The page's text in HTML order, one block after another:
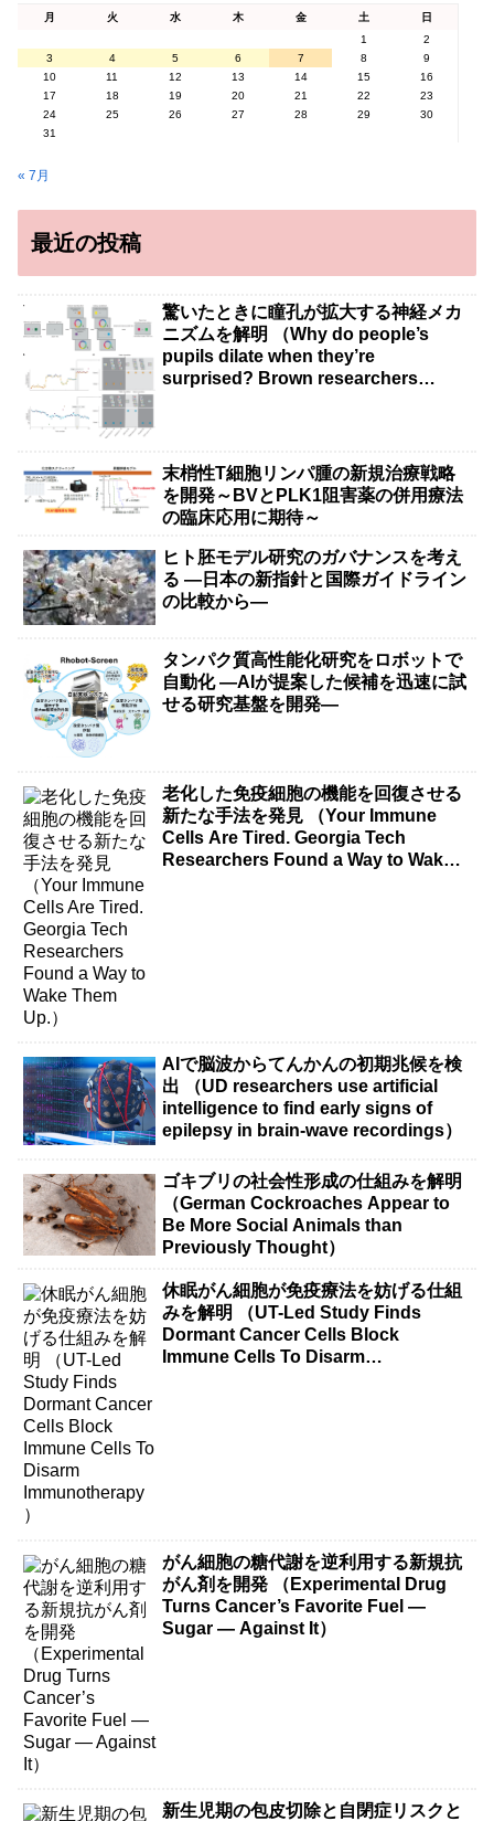
月 火 水 木 金 土
日
1
2
3
4 5 6 7 8
9
10
11 12 13 14 15
16
17
18 19 20 21 22
23
24
25 26 27 28 29
30
31
« 7月
最近の投稿
驚いたときに瞳孔が拡大する神経メカ
ニズムを解明 （Why do people’s
pupils dilate when they’re
surprised? Brown researchers
末梢性T細胞リンパ腫の新規治療戦略
を開発～BVとPLK1阻害薬の併用療法
の臨床応用に期待～
ヒト胚モデル研究のガバナンスを考え
る ―日本の新指針と国際ガイドライン
の比較から―
タンパク質高性能化研究をロボットで
自動化 ―AIが提案した候補を迅速に試
せる研究基盤を開発―
老化した免疫細胞の機能を回復させる
新たな手法を発見 （Your Immune
Cells Are Tired. Georgia Tech
Researchers Found a Way to Wake
AIで脳波からてんかんの初期兆候を検
出 （UD researchers use artificial
intelligence to find early signs of
epilepsy in brain-wave recordings）
ゴキブリの社会性形成の仕組みを解明
（German Cockroaches Appear to
Be More Social Animals than
Previously Thought）
休眠がん細胞が免疫療法を妨げる仕組
みを解明 （UT-Led Study Finds
Dormant Cancer Cells Block
Immune Cells To Disarm
がん細胞の糖代謝を逆利用する新規抗
がん剤を開発 （Experimental Drug
Turns Cancer’s Favorite Fuel —
Sugar — Against It）
新生児期の包皮切除と自閉症リスクと